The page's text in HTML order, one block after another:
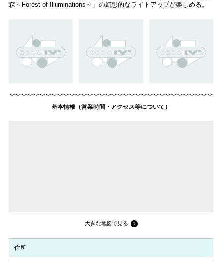
森～Forest of Illuminations～」の幻想的なライトアップが楽しめる。
基本情報（営業時間・アクセス等について）
大きな地図で見る
住所